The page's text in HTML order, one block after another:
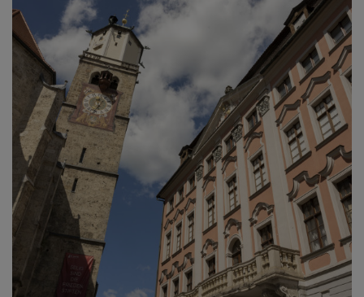
Diese Website nutzt Matomo Analytics für die Auswertung der
Seitenaufrufe als Statistik. Die hierdurch gespeicherten Daten werden
ausschließlich auf unseren eigenen Servern gespeichert. Eine
Übertragung an Dritte erfolgt nicht. Wir verwenden die Funktion
AnonymizeIP zur Anonymisierung Ihrer IP-Adresse, so dass diese gekürzt
wird und nicht mehr Ihrem Besuch auf unserer Internetseite zugeordnet
werden kann.
YouTube / Vimeo
Videos werden über die Plattformen YouTube oder Vimeo eingebunden.
Wir nutzen YouTube im erweiterten Datenschutzmodus. Dieser Modus
bewirkt laut YouTube, dass YouTube keine Informationen über die
Besucher auf dieser Website speichert, bevor diese sich das Video
Eingebundene Inhalte
Optional sind externe Inhalte auf den Seiten dieser Website
eingebunden. Das können Kartendienste wie z.B. Google Maps sein
oder auch Anwendungen einer externen Website.